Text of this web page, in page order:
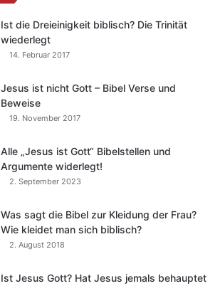
Ist die Dreieinigkeit biblisch? Die Trinität
wiederlegt
14. Februar 2017
Jesus ist nicht Gott – Bibel Verse und
Beweise
19. November 2017
Alle „Jesus ist Gott“ Bibelstellen und
Argumente widerlegt!
2. September 2023
Was sagt die Bibel zur Kleidung der Frau?
Wie kleidet man sich biblisch?
2. August 2018
Ist Jesus Gott? Hat Jesus jemals behauptet